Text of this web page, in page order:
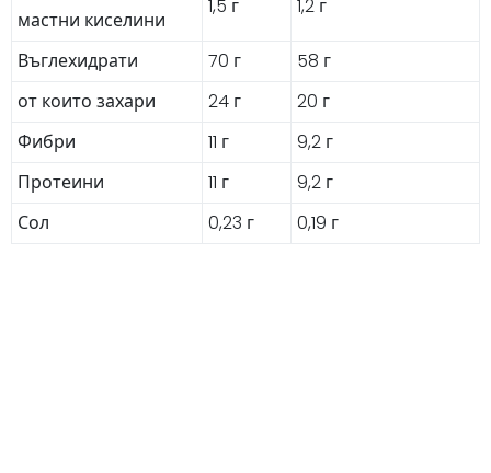
мастни киселини
1,5 г 1,2 г
Въглехидрати 70 г
58 г
от които захари
24 г
20 г
Фибри
11 г
9,2 г
Протеини
11 г
9,2 г
Сол
0,23 г 0,19 г